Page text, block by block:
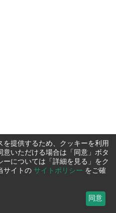
提供するため、クッキーを利用
意いただける場合は「同意」ボタ
については「詳細を見る」をク
サイトの サイトポリシー をご確
同意